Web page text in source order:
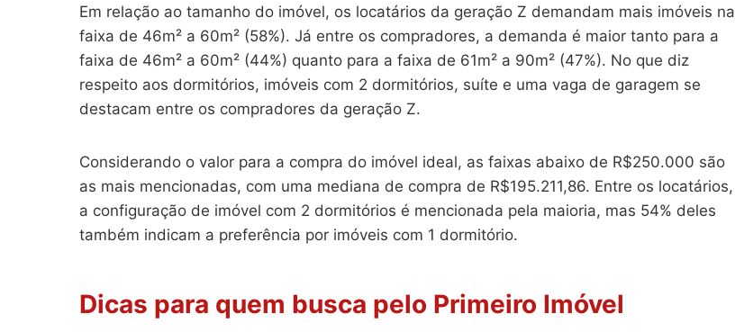
Em relação ao tamanho do imóvel, os locatários da geração Z demandam mais imóveis na
faixa de 46m² a 60m² (58%). Já entre os compradores, a demanda é maior tanto para a
faixa de 46m² a 60m² (44%) quanto para a faixa de 61m² a 90m² (47%). No que diz
respeito aos dormitórios, imóveis com 2 dormitórios, suíte e uma vaga de garagem se
destacam entre os compradores da geração Z.
Considerando o valor para a compra do imóvel ideal, as faixas abaixo de R$250.000 são
as mais mencionadas, com uma mediana de compra de R$195.211,86. Entre os locatários,
a configuração de imóvel com 2 dormitórios é mencionada pela maioria, mas 54% deles
também indicam a preferência por imóveis com 1 dormitório.
Dicas para quem busca pelo Primeiro Imóvel